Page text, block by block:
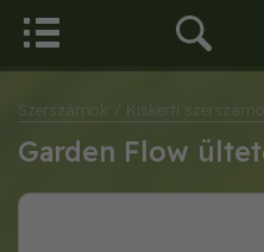
Szerszámok / Kiskerti
Garden Flow